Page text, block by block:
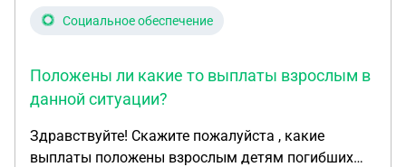
Социальное обеспечение
Положены ли какие то выплаты взрослым в
данной ситуации?
Здравствуйте! Скажите пожалуйста , какие
выплаты положены взрослым детям погибших